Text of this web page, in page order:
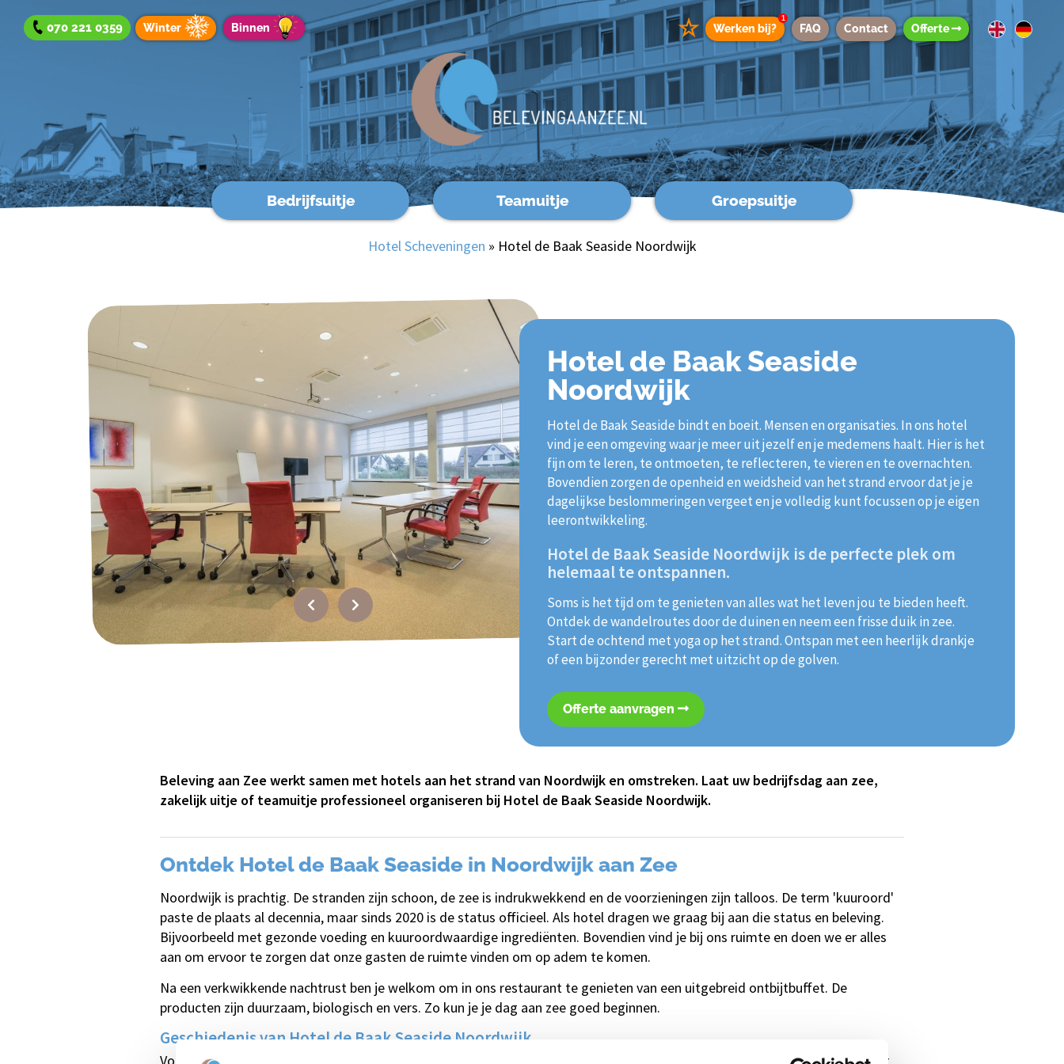
070 221 0359 ☆ Werken bij?
1
FAQ Contact Offerte
Winter Binnen
Bedrijfsuitje Teamuitje Groepsuitje
Aanbod binnen
bedrijfsuitjes
Hotel Scheveningen » Hotel de Baak Seaside Noordwijk
Hotel de Baak Seaside
Noordwijk
Hotel de Baak Seaside bindt en boeit. Mensen en organisaties. In ons hotel
vind je een omgeving waar je meer uit jezelf en je medemens haalt. Hier is het
fijn om te leren, te ontmoeten, te reflecteren, te vieren en te overnachten.
Bovendien zorgen de openheid en weidsheid van het strand ervoor dat je je
dagelijkse beslommeringen vergeet en je volledig kunt focussen op je eigen
leerontwikkeling.
Hotel de Baak Seaside Noordwijk is de perfecte plek om
helemaal te ontspannen.
Soms is het tijd om te genieten van alles wat het leven jou te bieden heeft.
Ontdek de wandelroutes door de duinen en neem een frisse duik in zee.
Start de ochtend met yoga op het strand. Ontspan met een heerlijk drankje
of een bijzonder gerecht met uitzicht op de golven.
Offerte aanvragen
Beleving aan Zee werkt samen met hotels aan het strand van Noordwijk en omstreken. Laat uw bedrijfsdag aan zee,
zakelijk uitje of teamuitje professioneel organiseren bij Hotel de Baak Seaside Noordwijk.
Ontdek Hotel de Baak Seaside in Noordwijk aan Zee
Noordwijk is prachtig. De stranden zijn schoon, de zee is indrukwekkend en de voorzieningen zijn talloos. De term 'kuuroord'
paste de plaats al decennia, maar sinds 2020 is de status officieel. Als hotel dragen we graag bij aan die status en beleving.
Bijvoorbeeld met gezonde voeding en kuuroordwaardige ingrediënten. Bovendien vind je bij ons ruimte en doen we er alles
aan om ervoor te zorgen dat onze gasten de ruimte vinden om op adem te komen.
Na een verkwikkende nachtrust ben je welkom om in ons restaurant te genieten van een uitgebreid ontbijtbuffet. De
producten zijn duurzaam, biologisch en vers. Zo kun je je dag aan zee goed beginnen.
Geschiedenis van Hotel de Baak Seaside Noordwijk